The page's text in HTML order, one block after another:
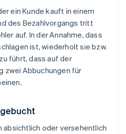
ein Kunde kauft in einem
des Bezahlvorgangs tritt
auf. In der Annahme, dass
ist, wiederholt sie bzw.
führt, dass auf der
zwei Abbuchungen für
absichtlich oder versehentlich